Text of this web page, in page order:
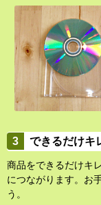
できるだけキ
商品をできるだけキ
につながります。お
う。